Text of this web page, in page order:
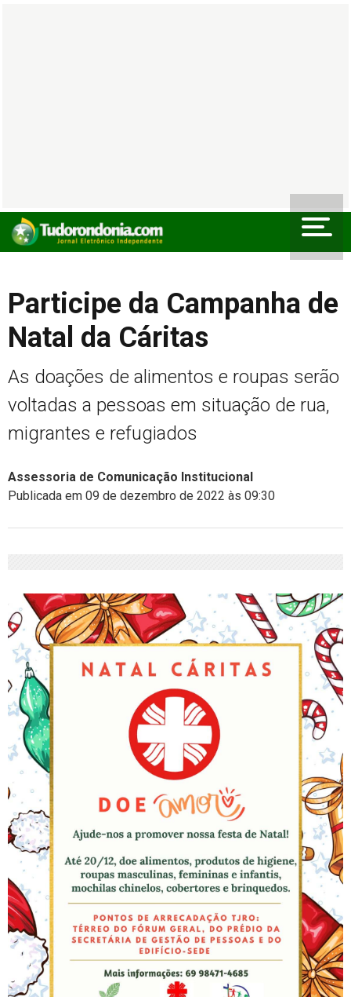
Participe da Campanha de
Natal da Cáritas
As doações de alimentos e roupas serão
voltadas a pessoas em situação de rua,
migrantes e refugiados
Assessoria de Comunicação Institucional
Publicada em 09 de dezembro de 2022 às 09:30